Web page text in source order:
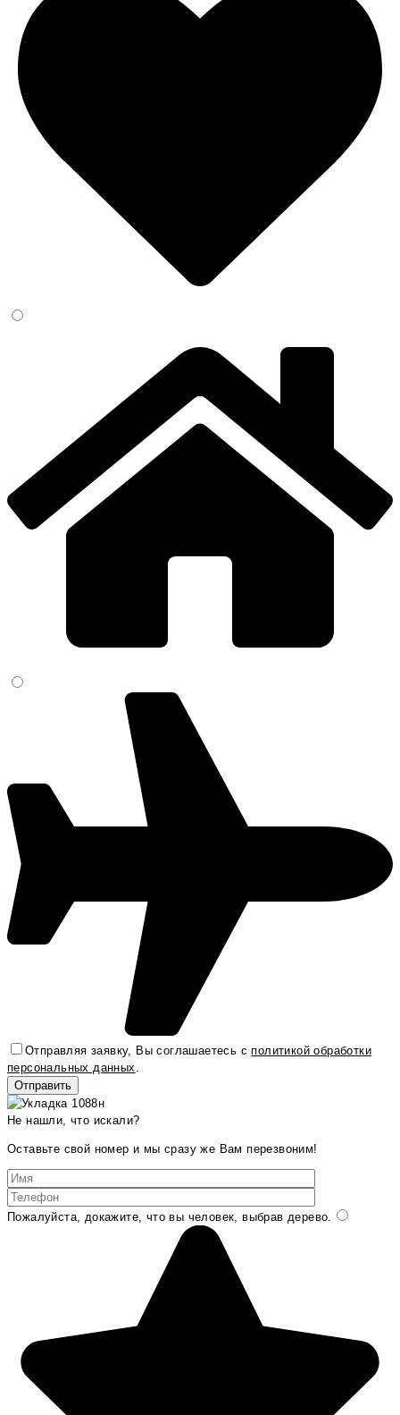
Отправляя заявку, Вы соглашаетесь сполитикой обработки
персональных данных.
Не нашли, что искали?
Оставьте свой номер и мы сразу же Вам перезвоним!
Пожалуйста, докажите, что вы человек, выбрав дерево.